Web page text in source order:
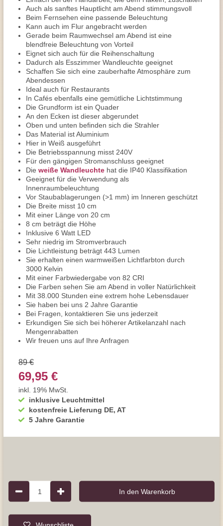
Auch als sanftes Hauptlicht am Abend stimmungsvoll
Beim Fernsehen eine passende Beleuchtung
Kann auch im Flur angebracht werden
Gerade beim Raumwechsel am Abend ist eine
blendfreie Beleuchtung von Vorteil
Eignet sich auch für die Reihenschaltung
Dadurch als Esszimmer Wandleuchte geeignet
Schaffen Sie sich eine zauberhafte Atmosphäre zum
Abendessen
Ideal auch für Restaurants
In Cafés ebenfalls eine gemütliche Lichtstimmung
Die Grundform ist ein Quader
An den Ecken ist dieser abgerundet
Oben und unten befinden sich die Strahler
Das Material ist Aluminium
Hier in Weiß ausgeführt
Die Betriebsspannung misst 240V
Für den gängigen Stromanschluss geeignet
Die weiße Wandleuchte hat die IP40 Klassifikation
Geeignet für die Verwendung als
Innenraumbeleuchtung
Vor Staubablagerungen (>1 mm) im Inneren geschützt
Die Breite misst 10 cm
Mit einer Länge von 20 cm
8 cm beträgt die Höhe
Inklusive 6 Watt LED
Sehr niedrig im Stromverbrauch
Die Lichtleistung beträgt 443 Lumen
Sie erhalten einen warmweißen Lichtfarbton durch
3000 Kelvin
Mit einer Farbwiedergabe von 82 CRI
Die Farben sehen Sie am Abend in voller Natürlichkeit
Mit 38.000 Stunden eine extrem hohe Lebensdauer
Sie haben bei uns 2 Jahre Garantie
Bei Fragen, kontaktieren Sie uns jederzeit
Erkundigen Sie sich bei höherer Artikelanzahl nach
Mengenrabatten
Wir freuen uns auf Ihre Anfragen
inklusive Leuchtmittel
kostenfreie Lieferung DE, AT
5 Jahre Garantie
89 €
69,95 €
inkl. 19% MwSt.
1 In den Warenkorb